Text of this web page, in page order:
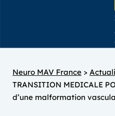
Neuro MAV France >
TRANSITION MEDICALE
d’une malformation